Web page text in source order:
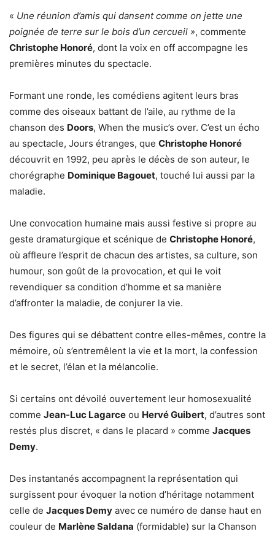
« Une réunion d’amis qui dansent comme on jette une
poignée de terre sur le bois d’un cercueil », commente
Christophe Honoré, dont la voix en off accompagne les
premières minutes du spectacle.
Formant une ronde, les comédiens agitent leurs bras
comme des oiseaux battant de l’aile, au rythme de la
chanson des Doors, When the music’s over. C’est un écho
au spectacle, Jours étranges, que Christophe Honoré
découvrit en 1992, peu après le décès de son auteur, le
chorégraphe Dominique Bagouet, touché lui aussi par la
maladie.
Une convocation humaine mais aussi festive si propre au
geste dramaturgique et scénique de Christophe Honoré,
où affleure l’esprit de chacun des artistes, sa culture, son
humour, son goût de la provocation, et qui le voit
revendiquer sa condition d’homme et sa manière
d’affronter la maladie, de conjurer la vie.
Des figures qui se débattent contre elles-mêmes, contre la
mémoire, où s’entremêlent la vie et la mort, la confession
et le secret, l’élan et la mélancolie.
Si certains ont dévoilé ouvertement leur homosexualité
comme Jean-Luc Lagarce ou Hervé Guibert, d’autres sont
restés plus discret, « dans le placard » comme Jacques
Demy.
Des instantanés accompagnent la représentation qui
surgissent pour évoquer la notion d’héritage notamment
celle de Jacques Demy avec ce numéro de danse haut en
couleur de Marlène Saldana (formidable) sur la Chanson